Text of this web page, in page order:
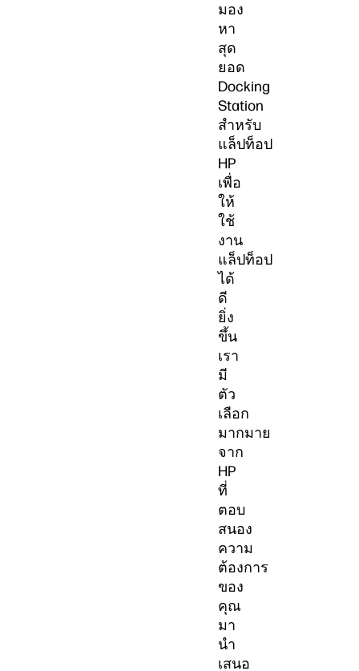
มอง
หา
สุด
ยอด
Docking
Station
สำหรับ
แล็ปท็อป
HP
เพื่อ
ให้
ใช้
งาน
แล็ปท็อป
ได้
ดี
ยิ่ง
ขึ้น
เรา
มี
ตัว
เลือก
มากมาย
จาก
HP
ที่
ตอบ
สนอง
ความ
ต้องการ
ของ
คุณ
มา
นำ
เสนอ